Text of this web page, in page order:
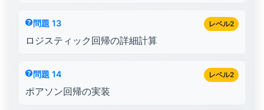
レベル2
問題 13
ロジスティック回帰の詳細計算
レベル2
問題 14
ポアソン回帰の実装